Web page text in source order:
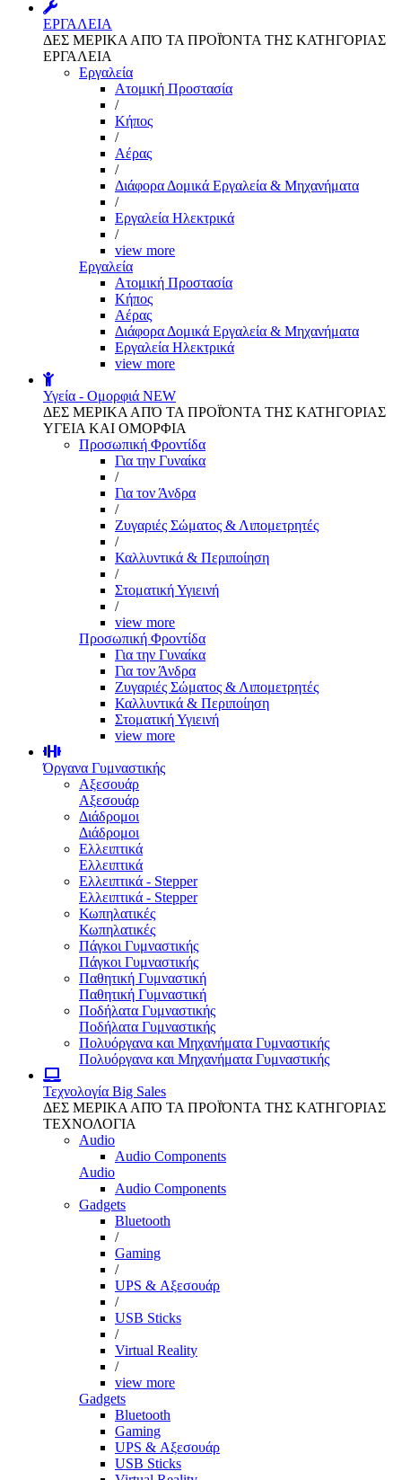
ΕΡΓΑΛΕΙΑ
ΔΕΣ ΜΕΡΙΚΑ ΑΠΌ ΤΑ ΠΡΟΪΌΝΤΑ ΤΗΣ ΚΑΤΗΓΟΡΙΑΣ
ΕΡΓΑΛΕΙΑ
Εργαλεία
Aτομική Προστασία
/
Kήπος
/
Αέρας
/
Διάφορα Δομικά Εργαλεία & Μηχανήματα
/
Εργαλεία Ηλεκτρικά
/
view more
Εργαλεία
Aτομική Προστασία
Kήπος
Αέρας
Διάφορα Δομικά Εργαλεία & Μηχανήματα
Εργαλεία Ηλεκτρικά
view more
Υγεία - Ομορφιά NEW
ΔΕΣ ΜΕΡΙΚΑ ΑΠΌ ΤΑ ΠΡΟΪΌΝΤΑ ΤΗΣ ΚΑΤΗΓΟΡΙΑΣ
ΥΓΕΙΑ ΚΑΙ ΟΜΟΡΦΙΑ
Προσωπική Φροντίδα
Για την Γυναίκα
/
Για τον Άνδρα
/
Ζυγαριές Σώματος & Λιπομετρητές
/
Καλλυντικά & Περιποίηση
/
Στοματική Υγιεινή
/
view more
Προσωπική Φροντίδα
Για την Γυναίκα
Για τον Άνδρα
Ζυγαριές Σώματος & Λιπομετρητές
Καλλυντικά & Περιποίηση
Στοματική Υγιεινή
view more
Όργανα Γυμναστικής
Αξεσουάρ
Αξεσουάρ
Διάδρομοι
Διάδρομοι
Ελλειπτικά
Ελλειπτικά
Ελλειπτικά - Stepper
Ελλειπτικά - Stepper
Κωπηλατικές
Κωπηλατικές
Πάγκοι Γυμναστικής
Πάγκοι Γυμναστικής
Παθητική Γυμναστική
Παθητική Γυμναστική
Ποδήλατα Γυμναστικής
Ποδήλατα Γυμναστικής
Πολυόργανα και Μηχανήματα Γυμναστικής
Πολυόργανα και Μηχανήματα Γυμναστικής
Τεχνολογία Big Sales
ΔΕΣ ΜΕΡΙΚΑ ΑΠΌ ΤΑ ΠΡΟΪΌΝΤΑ ΤΗΣ ΚΑΤΗΓΟΡΙΑΣ
ΤΕΧΝΟΛΟΓΙΑ
Audio
Audio Components
Audio
Audio Components
Gadgets
Bluetooth
/
Gaming
/
UPS & Αξεσουάρ
/
USB Sticks
/
Virtual Reality
/
view more
Gadgets
Bluetooth
Gaming
UPS & Αξεσουάρ
USB Sticks